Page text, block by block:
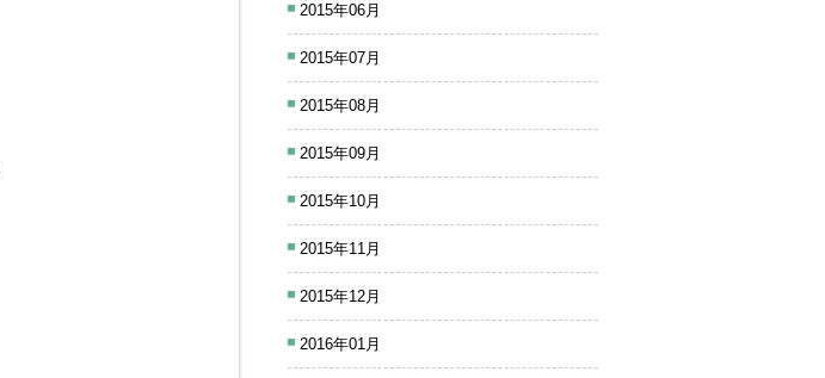
2015年06月
2015年07月
2015年08月
2015年09月
2015年10月
2015年11月
2015年12月
2016年01月